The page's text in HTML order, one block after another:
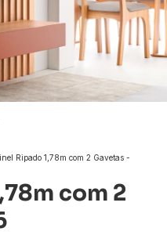
Ripado 1,78m com 2 Gavetas -
com 2